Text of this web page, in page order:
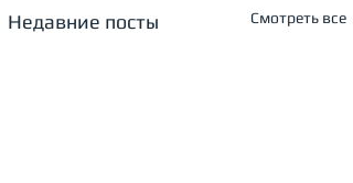
Недавние посты Смотреть все